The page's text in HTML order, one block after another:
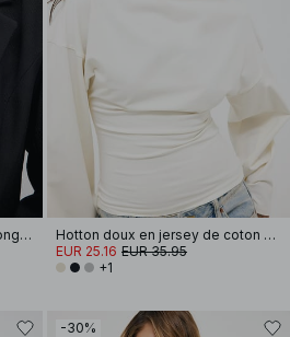
Haut en dentelle à manches longues
Hotton doux en jersey de coton à manches larges
EUR 25.16 EUR 35.95
+1
-30%